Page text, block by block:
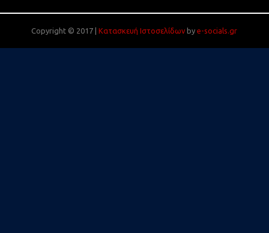
Copyright © 2017 |Κατασκευή Ιστοσελίδων bye-socials.gr